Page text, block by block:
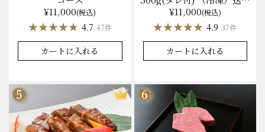
¥11,000(税込)
★★★★★
★★★★★ 4.7 47件
カートに入れる
無料 化粧箱入
¥11,000(税込)
★★★★★
★★★★★ 4.9 37件
カートに入れる